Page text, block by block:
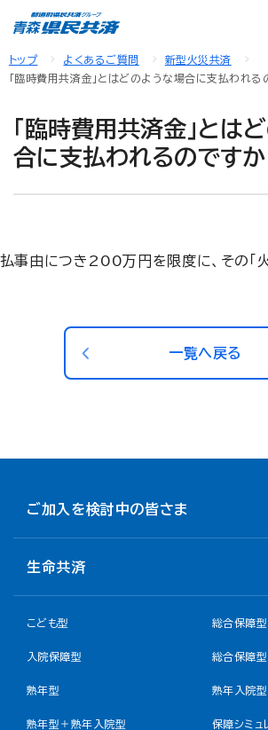
トップ よくあるご質問
新型火災共済
「臨時費用共済金」とはどのような場合に支払われる
「臨時費用共済金」とは
合に支払われるのですか
由につき200万円を限度に、その「
一覧へ戻る
ご加入を検討中の皆さま
生命共済
こども型 総合保障型
入院保障型 総合保障
熟年型 熟年入院型
熟年型＋熟年入院型 保障シミュ